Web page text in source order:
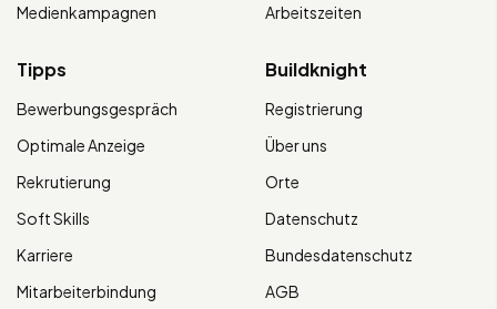
Medienkampagnen
Arbeitszeiten
Tipps
Bewerbungsgespräch
Optimale Anzeige
Rekrutierung
Soft Skills
Karriere
Mitarbeiterbindung
Buildknight
Registrierung
Über uns
Orte
Datenschutz
Bundesdatenschutz
AGB